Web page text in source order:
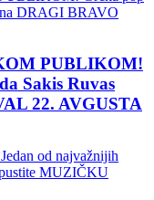
PUBLIKOM!
Sakis Ruvas
22. AVGUSTA